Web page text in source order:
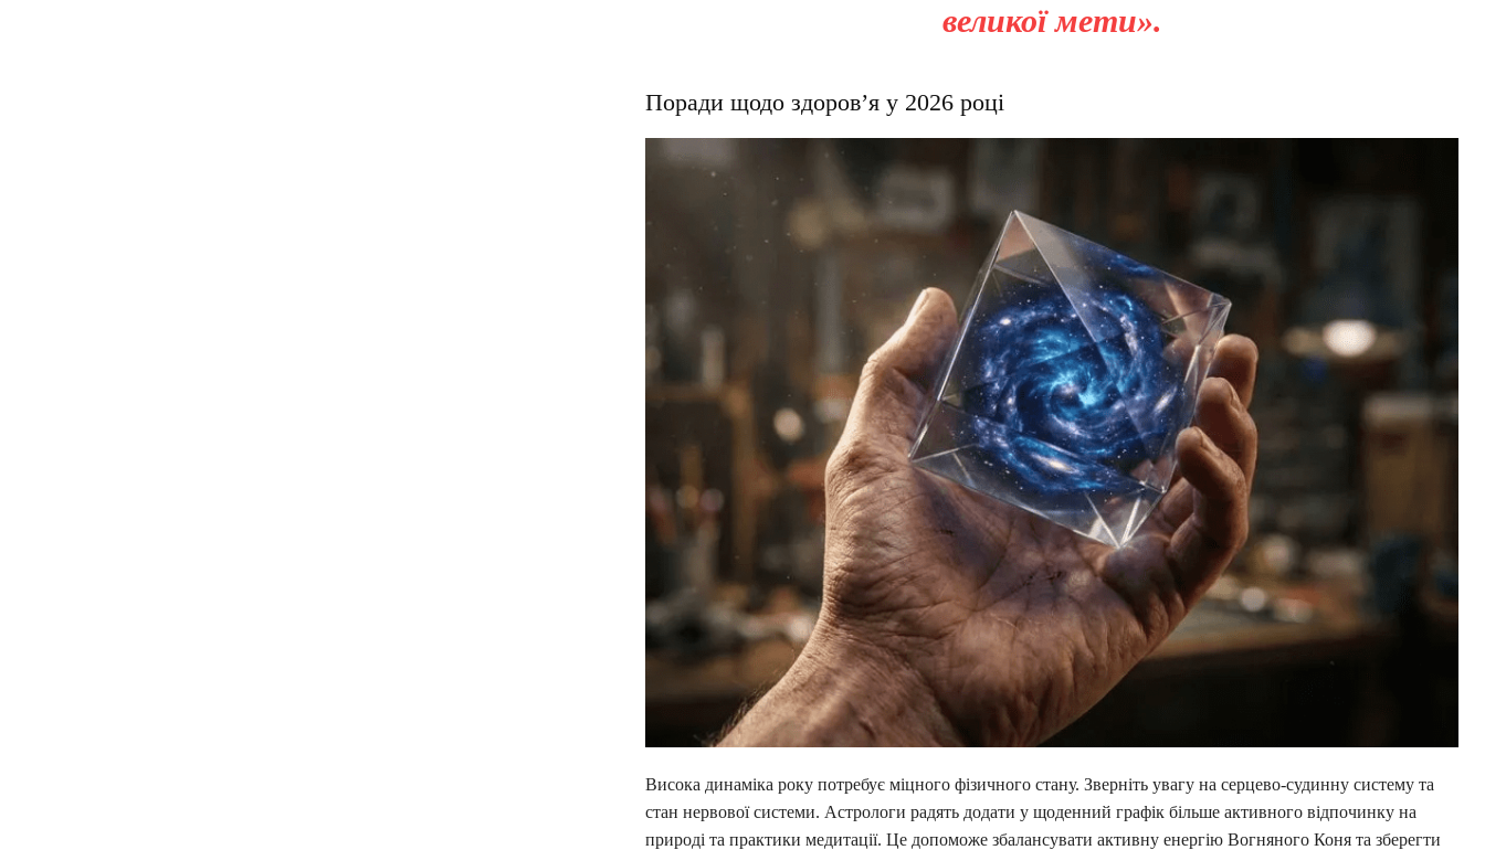
великої мети».
Поради щодо здоров’я у 2026 році
Висока динаміка року потребує міцного фізичного стану. Зверніть увагу на серцево-судинну систему та
стан нервової системи. Астрологи радять додати у щоденний графік більше активного відпочинку на
природі та практики медитації. Це допоможе збалансувати активну енергію Вогняного Коня та зберегти